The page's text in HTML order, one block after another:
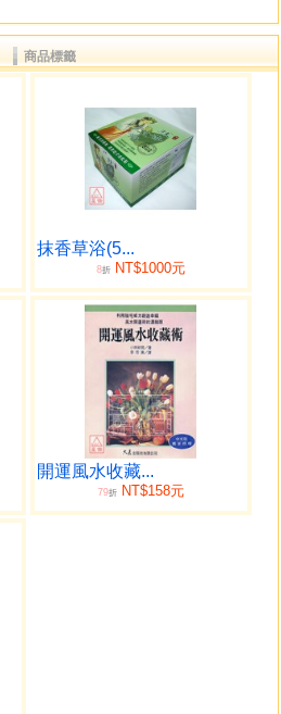
商品標籤
抹香草浴(5...
8折NT$1000元
開運風水收藏...
79折NT$158元